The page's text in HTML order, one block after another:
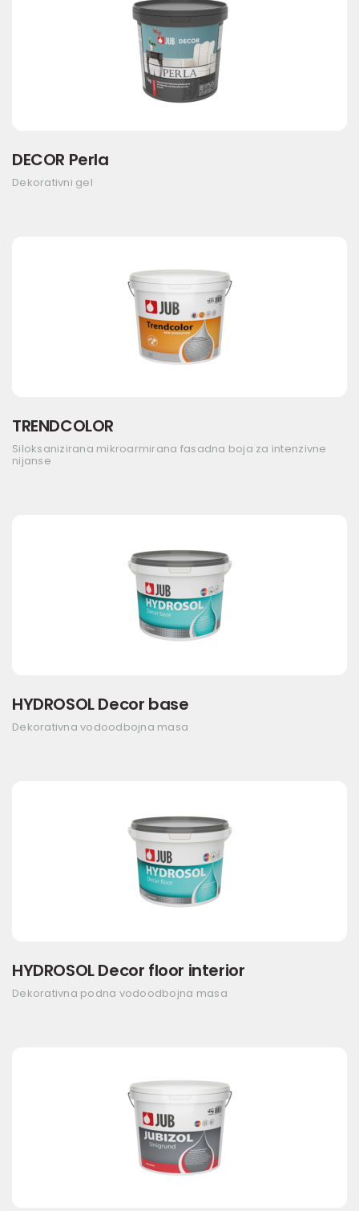
DECOR Perla
Dekorativni gel
TRENDCOLOR
Siloksanizirana mikroarmirana fasadna boja za intenzivne
nijanse
HYDROSOL Decor base
Dekorativna vodoodbojna masa
HYDROSOL Decor floor interior
Dekorativna podna vodoodbojna masa